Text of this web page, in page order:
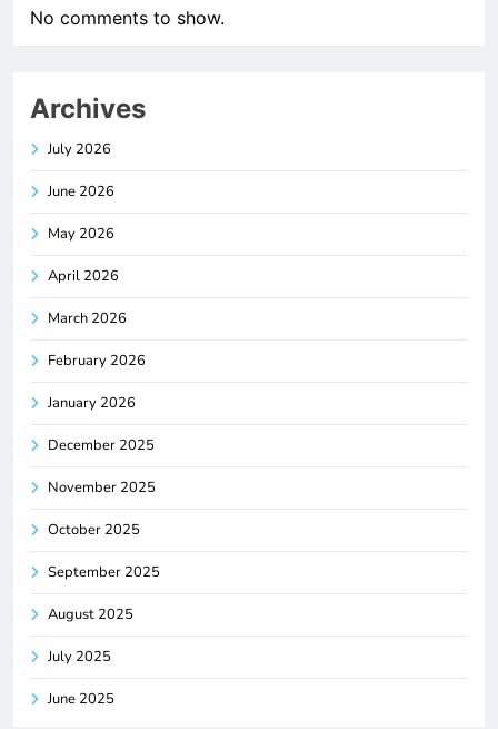
No comments to show.
Archives
July 2026
June 2026
May 2026
April 2026
March 2026
February 2026
January 2026
December 2025
November 2025
October 2025
September 2025
August 2025
July 2025
June 2025